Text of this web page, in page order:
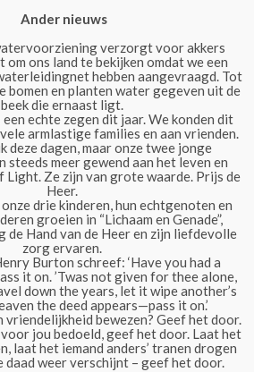
Ander nieuws
verzorgt voor akkers
om ons land te bekijken omdat we een
hebben aangevraagd. Tot
bomen en planten water gegeven uit de
beek die ernaast ligt.
echte zegen dit jaar. We konden dit
armlastige families en aan vrienden.
deze dagen, maar onze twee jonge
meer gewend aan het leven en
Light. Ze zijn van grote waarde. Prijs de
Heer.
drie kinderen, hun echtgenoten en
groeien in “Lichaam en Genade”,
de Hand van de Heer en zijn liefdevolle
zorg ervaren.
Burton schreef: ‘Have you had a
it on. ’Twas not given for thee alone,
down the years, let it wipe another’s
the deed appears—pass it on.’
vriendelijkheid bewezen? Geef het door.
jou bedoeld, geef het door. Laat het
laat het iemand anders’ tranen drogen
daad weer verschijnt – geef het door.